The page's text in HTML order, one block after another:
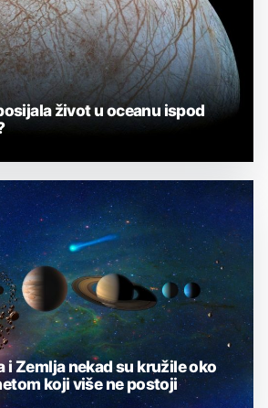
život u oceanu ispod
i Zemlja nekad su kružile oko
koji više ne postoji